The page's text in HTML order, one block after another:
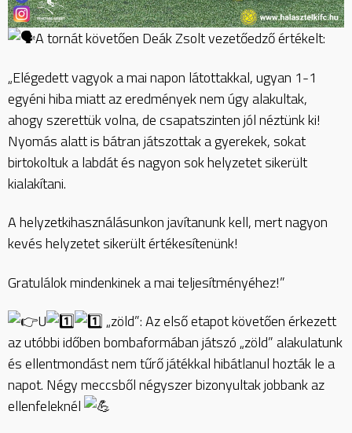
A tornát követően Deák Zsolt vezetőedző értékelt:
„Elégedett vagyok a mai napon látottakkal, ugyan 1-1
egyéni hiba miatt az eredmények nem úgy alakultak,
ahogy szerettük volna, de csapatszinten jól néztünk ki!
Nyomás alatt is bátran játszottak a gyerekek, sokat
birtokoltuk a labdát és nagyon sok helyzetet sikerült
kialakítani.
A helyzetkihasználásunkon javítanunk kell, mert nagyon
kevés helyzetet sikerült értékesítenünk!
Gratulálok mindenkinek a mai teljesítményéhez!”
U
„zöld”: Az első etapot követően érkezett
az utóbbi időben bombaformában játszó „zöld” alakulatunk
és ellentmondást nem tűrő játékkal hibátlanul hozták le a
napot. Négy meccsből négyszer bizonyultak jobbank az
ellenfeleknél